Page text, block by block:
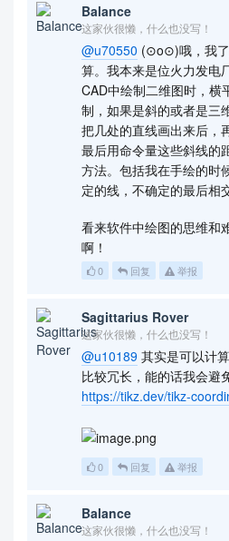
Balance
这家伙很懒，什么也没写！
@u70550 (⊙o⊙)哦，我
算。我本来是位火力发电
CAD中绘制二维图时，横
制，如果是斜的或者是三
把几处的直线画出来后，
最后用命令量这些斜线的
方法。包括我在手绘的时
定的线，不确定的最后相
看来软件中绘图的思维
啊！
0 回复 举报
Sagittarius Rover
这家伙很懒，什么也没写！
@u10189 其实是可以计
比较冗长，能的话我会避
https://tikz.dev/tikz-
0 回复 举报
Balance
这家伙很懒，什么也没写！